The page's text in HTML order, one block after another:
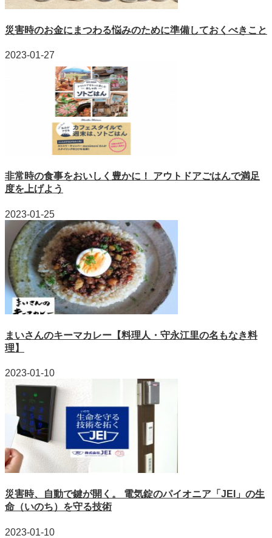
災害時のお金にまつわる悩みのために準備しておくべきこと
2023-01-27
非常時の食事をおいしく豊かに！ アウトドアごはんで満足
度を上げよう
2023-01-25
まいさんのキーマカレー【料理人・守永江里の名もなき料
理】
2023-01-10
災害時、自動で鍵が開く。 電気錠のパイオニア「JEI」の生
命（いのち）を守る技術
2023-01-10